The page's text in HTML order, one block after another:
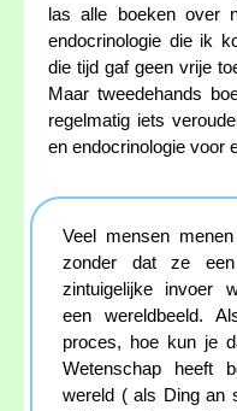
las alle boeken over
endocrinologie die ik
die tijd gaf geen vrije
Maar tweedehands
regelmatig iets
en endocrinologie voor
Veel mensen
zonder dat ze
zintuigelijke invoer
een wereldbeeld.
proces, hoe kun je
Wetenschap heeft
wereld ( als Ding an